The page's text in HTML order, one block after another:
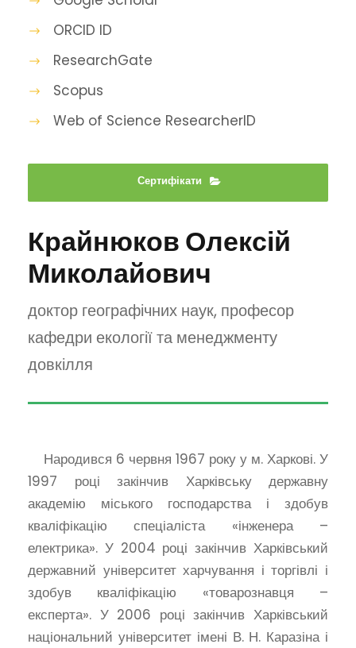
ORCID ID
ResearchGate
Scopus
Web of Science ResearcherID
Сертифікати
Крайнюков Олексій
Миколайович
доктор географічних наук, професор
кафедри екології та менеджменту
довкілля
Народився 6 червня 1967 року у м. Харкові. У
1997 році закінчив Харківську державну
академію міського господарства і здобув
кваліфікацію спеціаліста «інженера –
електрика». У 2004 році закінчив Харківський
державний університет харчування і торгівлі і
здобув кваліфікацію «товарознавця –
експерта». У 2006 році закінчив Харківський
національний університет імені В. Н. Каразіна і